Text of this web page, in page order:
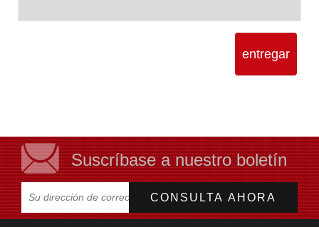
entregar
Suscríbase a nuestro boletín